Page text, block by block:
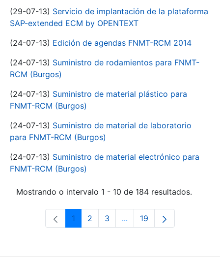
(29-07-13) Servicio de implantación de la plataforma
SAP-extended ECM by OPENTEXT
(24-07-13) Edición de agendas FNMT-RCM 2014
(24-07-13) Suministro de rodamientos para FNMT-
RCM (Burgos)
(24-07-13) Suministro de material plástico para
FNMT-RCM (Burgos)
(24-07-13) Suministro de material de laboratorio
para FNMT-RCM (Burgos)
(24-07-13) Suministro de material electrónico para
FNMT-RCM (Burgos)
Mostrando o intervalo 1 - 10 de 184 resultados.
Páxina
1 Páxina
2 Páxina
3 ...Páxinas intermedias Use
Páxina
19